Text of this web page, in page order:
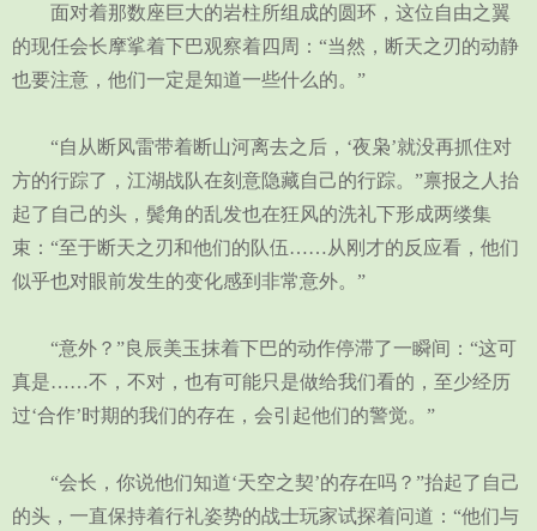
面对着那数座巨大的岩柱所组成的圆环，这位自由之翼
的现任会长摩挲着下巴观察着四周：“当然，断天之刃的动静
也要注意，他们一定是知道一些什么的。”
“自从断风雷带着断山河离去之后，‘夜枭’就没再抓住对
方的行踪了，江湖战队在刻意隐藏自己的行踪。”禀报之人抬
起了自己的头，鬓角的乱发也在狂风的洗礼下形成两缕集
束：“至于断天之刃和他们的队伍……从刚才的反应看，他们
似乎也对眼前发生的变化感到非常意外。”
“意外？”良辰美玉抹着下巴的动作停滞了一瞬间：“这可
真是……不，不对，也有可能只是做给我们看的，至少经历
过‘合作’时期的我们的存在，会引起他们的警觉。”
“会长，你说他们知道‘天空之契’的存在吗？”抬起了自己
的头，一直保持着行礼姿势的战士玩家试探着问道：“他们与